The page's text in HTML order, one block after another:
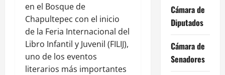
en el Bosque de
Chapultepec con el inicio
de la Feria Internacional del
Libro Infantil y Juvenil (FILIJ),
uno de los eventos
literarios más importantes
Cámara de
Diputados
Cámara de
Senadores